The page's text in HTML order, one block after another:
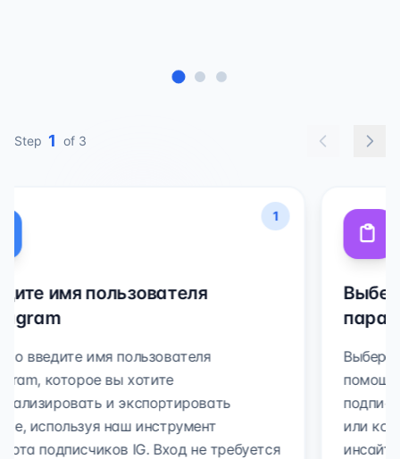
Step 1 of 3
1
Введите имя пользователя
Instagram
Просто введите имя пользователя
Instagram, которое вы хотите
проанализировать и экспортировать
данные, используя наш инструмент
экспорта подписчиков IG. Вход не требуется